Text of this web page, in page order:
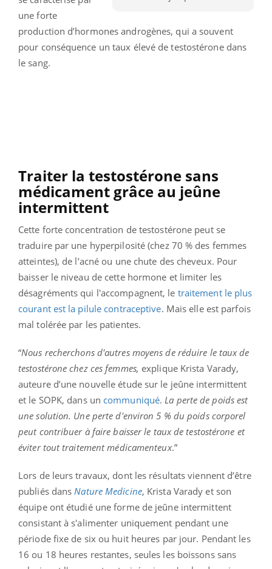
une forte
production d’hormones androgènes, qui a souvent
pour conséquence un taux élevé de testostérone dans
le sang.
Traiter la testostérone sans
médicament grâce au jeûne
intermittent
Cette forte concentration de testostérone peut se
traduire par une hyperpilosité (chez 70 % des femmes
atteintes), de l’acné ou une chute des cheveux. Pour
baisser le niveau de cette hormone et limiter les
désagréments qui l'accompagnent, le traitement le plus
courant est la pilule contraceptive. Mais elle est parfois
mal tolérée par les patientes.
“Nous recherchons d'autres moyens de réduire le taux de
testostérone chez ces femmes, explique Krista Varady,
auteure d’une nouvelle étude sur le jeûne intermittent
et le SOPK, dans un communiqué. La perte de poids est
une solution. Une perte d'environ 5 % du poids corporel
peut contribuer à faire baisser le taux de testostérone et
éviter tout traitement médicamenteux.”
Lors de leurs travaux, dont les résultats viennent d’être
publiés dans Nature Medicine, Krista Varady et son
équipe ont étudié une forme de jeûne intermittent
consistant à s'alimenter uniquement pendant une
période fixe de six ou huit heures par jour. Pendant les
16 ou 18 heures restantes, seules les boissons sans